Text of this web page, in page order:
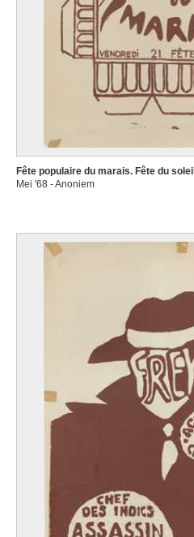
Fête populaire du marais. Fête du soleil
Mei '68 - Anoniem